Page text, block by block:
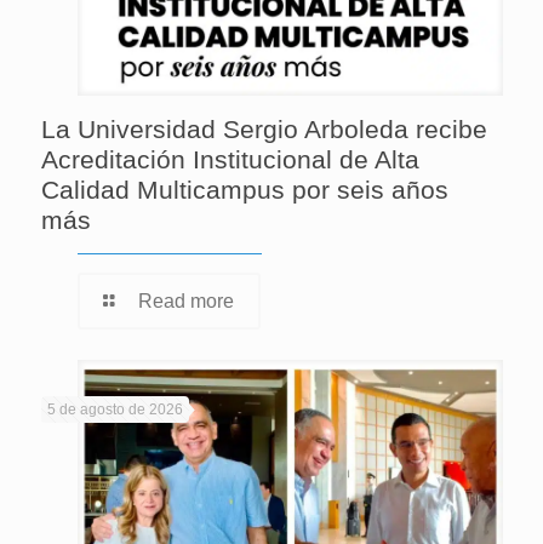
La Universidad Sergio Arboleda recibe
Acreditación Institucional de Alta
Calidad Multicampus por seis años
más
Read more
5 de agosto de 2026